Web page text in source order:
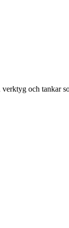
och tankar